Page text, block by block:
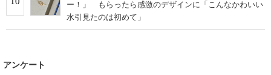
ー！」 もらったら感激のデザインに「こんなかわいい
水引見たのは初めて」
アンケート